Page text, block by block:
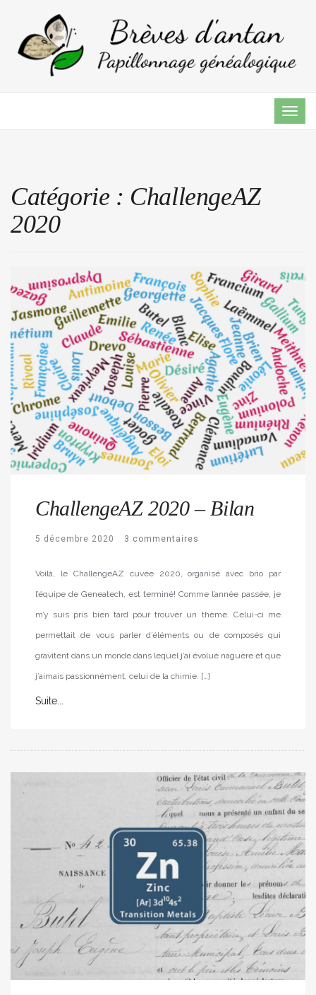
Catégorie : ChallengeAZ
2020
ChallengeAZ 2020 – Bilan
5 décembre 2020 3 commentaires
Voilà, le ChallengeAZ cuvée 2020, organisé avec brio par
l’équipe de Geneatech, est terminé! Comme l’année passée, je
m’y suis pris bien tard pour trouver un thème. Celui-ci me
permettait de vous parler d’éléments ou de composés qui
gravitent dans un monde dans lequel j’ai évolué naguère et que
j’aimais passionnément, celui de la chimie. […]
Suite...